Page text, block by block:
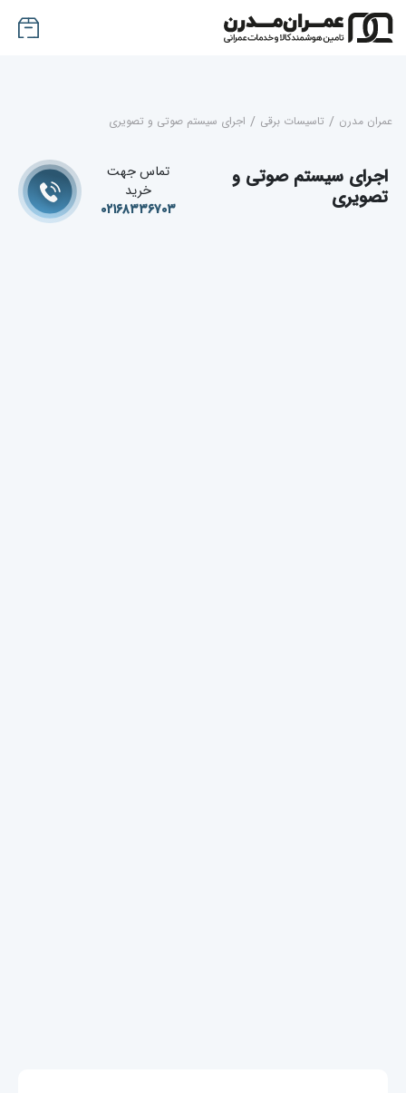
عمران مدرن / تاسیسات برقی / اجرای سیستم صوتی و تصویری
اجرای سیستم صوتی و
تصویری
تماس جهت
خرید
۰۲۱۶۸۳۳۶۷۰۳